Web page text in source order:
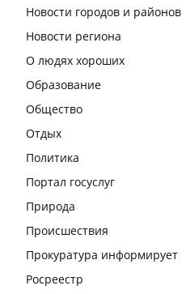
Новости городов и районов
Новости региона
О людях хороших
Образование
Общество
Отдых
Политика
Портал госуслуг
Природа
Происшествия
Прокуратура информирует
Росреестр